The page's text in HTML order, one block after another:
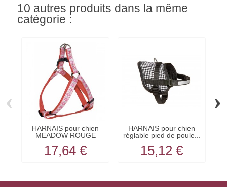
10 autres produits dans la même
catégorie :
HARNAIS pour chien
MEADOW ROUGE
17,64 €
HARNAIS pour chien
réglable pied de poule...
15,12 €
‹ ›